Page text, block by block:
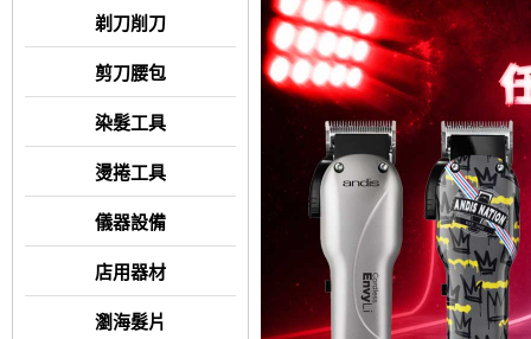
剃刀削刀
剪刀腰包
染髮工具
燙捲工具
儀器設備
店用器材
瀏海髮片